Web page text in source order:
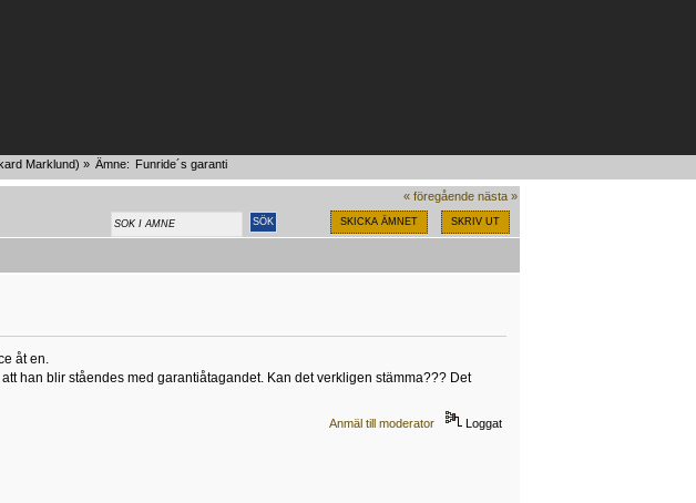
Marklund) » Ämne: Funride´s garanti
« föregående nästa »
SKICKA ÄMNET SKRIV UT
åt en.
han blir ståendes med garantiåtagandet. Kan det verkligen stämma??? Det
Anmäl till moderator Loggat